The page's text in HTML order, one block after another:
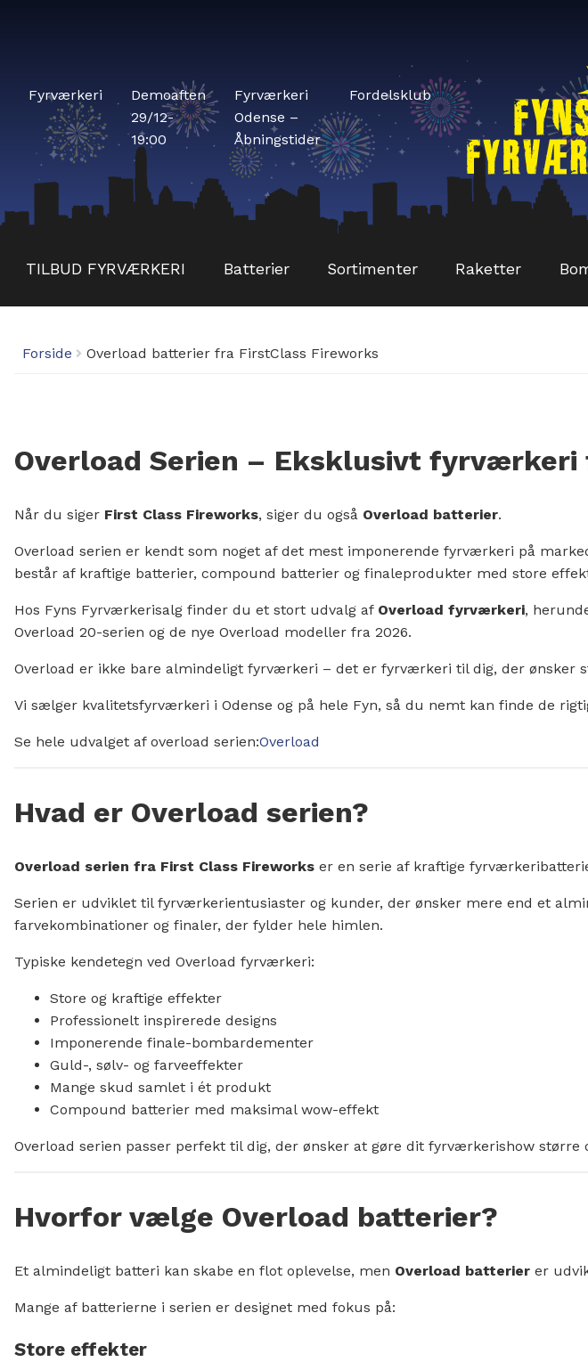
Fyrværkeri
Demoaften
29/12-
19:00
Fyrværkeri
Odense –
Åbningstider
Fordelsklub
TILBUD FYRVÆRKERI Batterier Sortimenter Raketter
Forside Overload batterier fra FirstClass Fireworks
Overload Serien – Eksklusivt fyrværkeri
Når du siger First Class Fireworks, siger du også Overload batterier.
Overload serien er kendt som noget af det mest imponerende fyrværkeri på
består af kraftige batterier, compound batterier og finaleprodukter med store
Hos Fyns Fyrværkerisalg finder du et stort udvalg af Overload fyrværkeri,
Overload 20-serien og de nye Overload modeller fra 2026.
Overload er ikke bare almindeligt fyrværkeri – det er fyrværkeri til dig, der ønsker
Vi sælger kvalitetsfyrværkeri i Odense og på hele Fyn, så du nemt kan finde de
Se hele udvalget af overload serien:Overload
Hvad er Overload serien?
Overload serien fra First Class Fireworks er en serie af kraftige
Serien er udviklet til fyrværkerientusiaster og kunder, der ønsker mere end et
farvekombinationer og finaler, der fylder hele himlen.
Typiske kendetegn ved Overload fyrværkeri:
Store og kraftige effekter
Professionelt inspirerede designs
Imponerende finale-bombardementer
Guld-, sølv- og farveeffekter
Mange skud samlet i ét produkt
Compound batterier med maksimal wow-effekt
Overload serien passer perfekt til dig, der ønsker at gøre dit fyrværkerishow større
Hvorfor vælge Overload batterier?
Et almindeligt batteri kan skabe en flot oplevelse, men Overload batterier er
Mange af batterierne i serien er designet med fokus på:
Store effekter